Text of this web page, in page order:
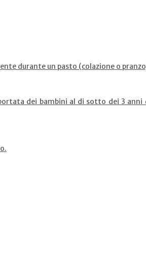
durante un pasto (colazione o
dei bambini al di sotto dei 3